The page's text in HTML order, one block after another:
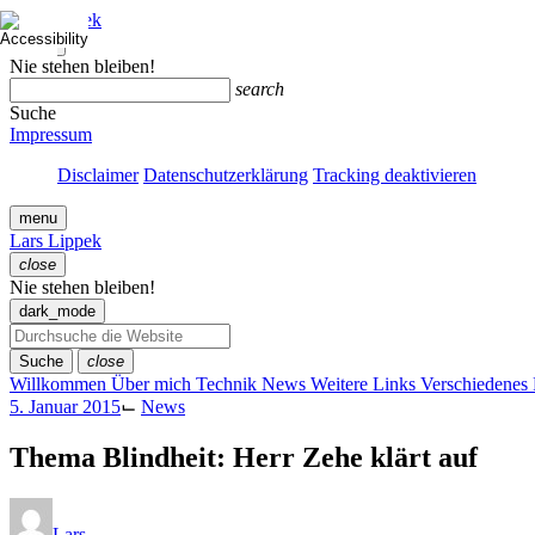
Zum
Inhalt
springen
Lars Lippek
close
Menü
schließen
Nie stehen bleiben!
search
Suche
Impressum
Disclaimer Datenschutzerklärung Tracking deaktivieren
menu
Lars Lippek
close
Menü
schließen
Nie stehen bleiben!
dark_mode
Suche close
Willkommen Über mich Technik News Weitere Links Verschiedenes
5. Januar 2015⌙ News
Thema Blindheit: Herr Zehe klärt auf